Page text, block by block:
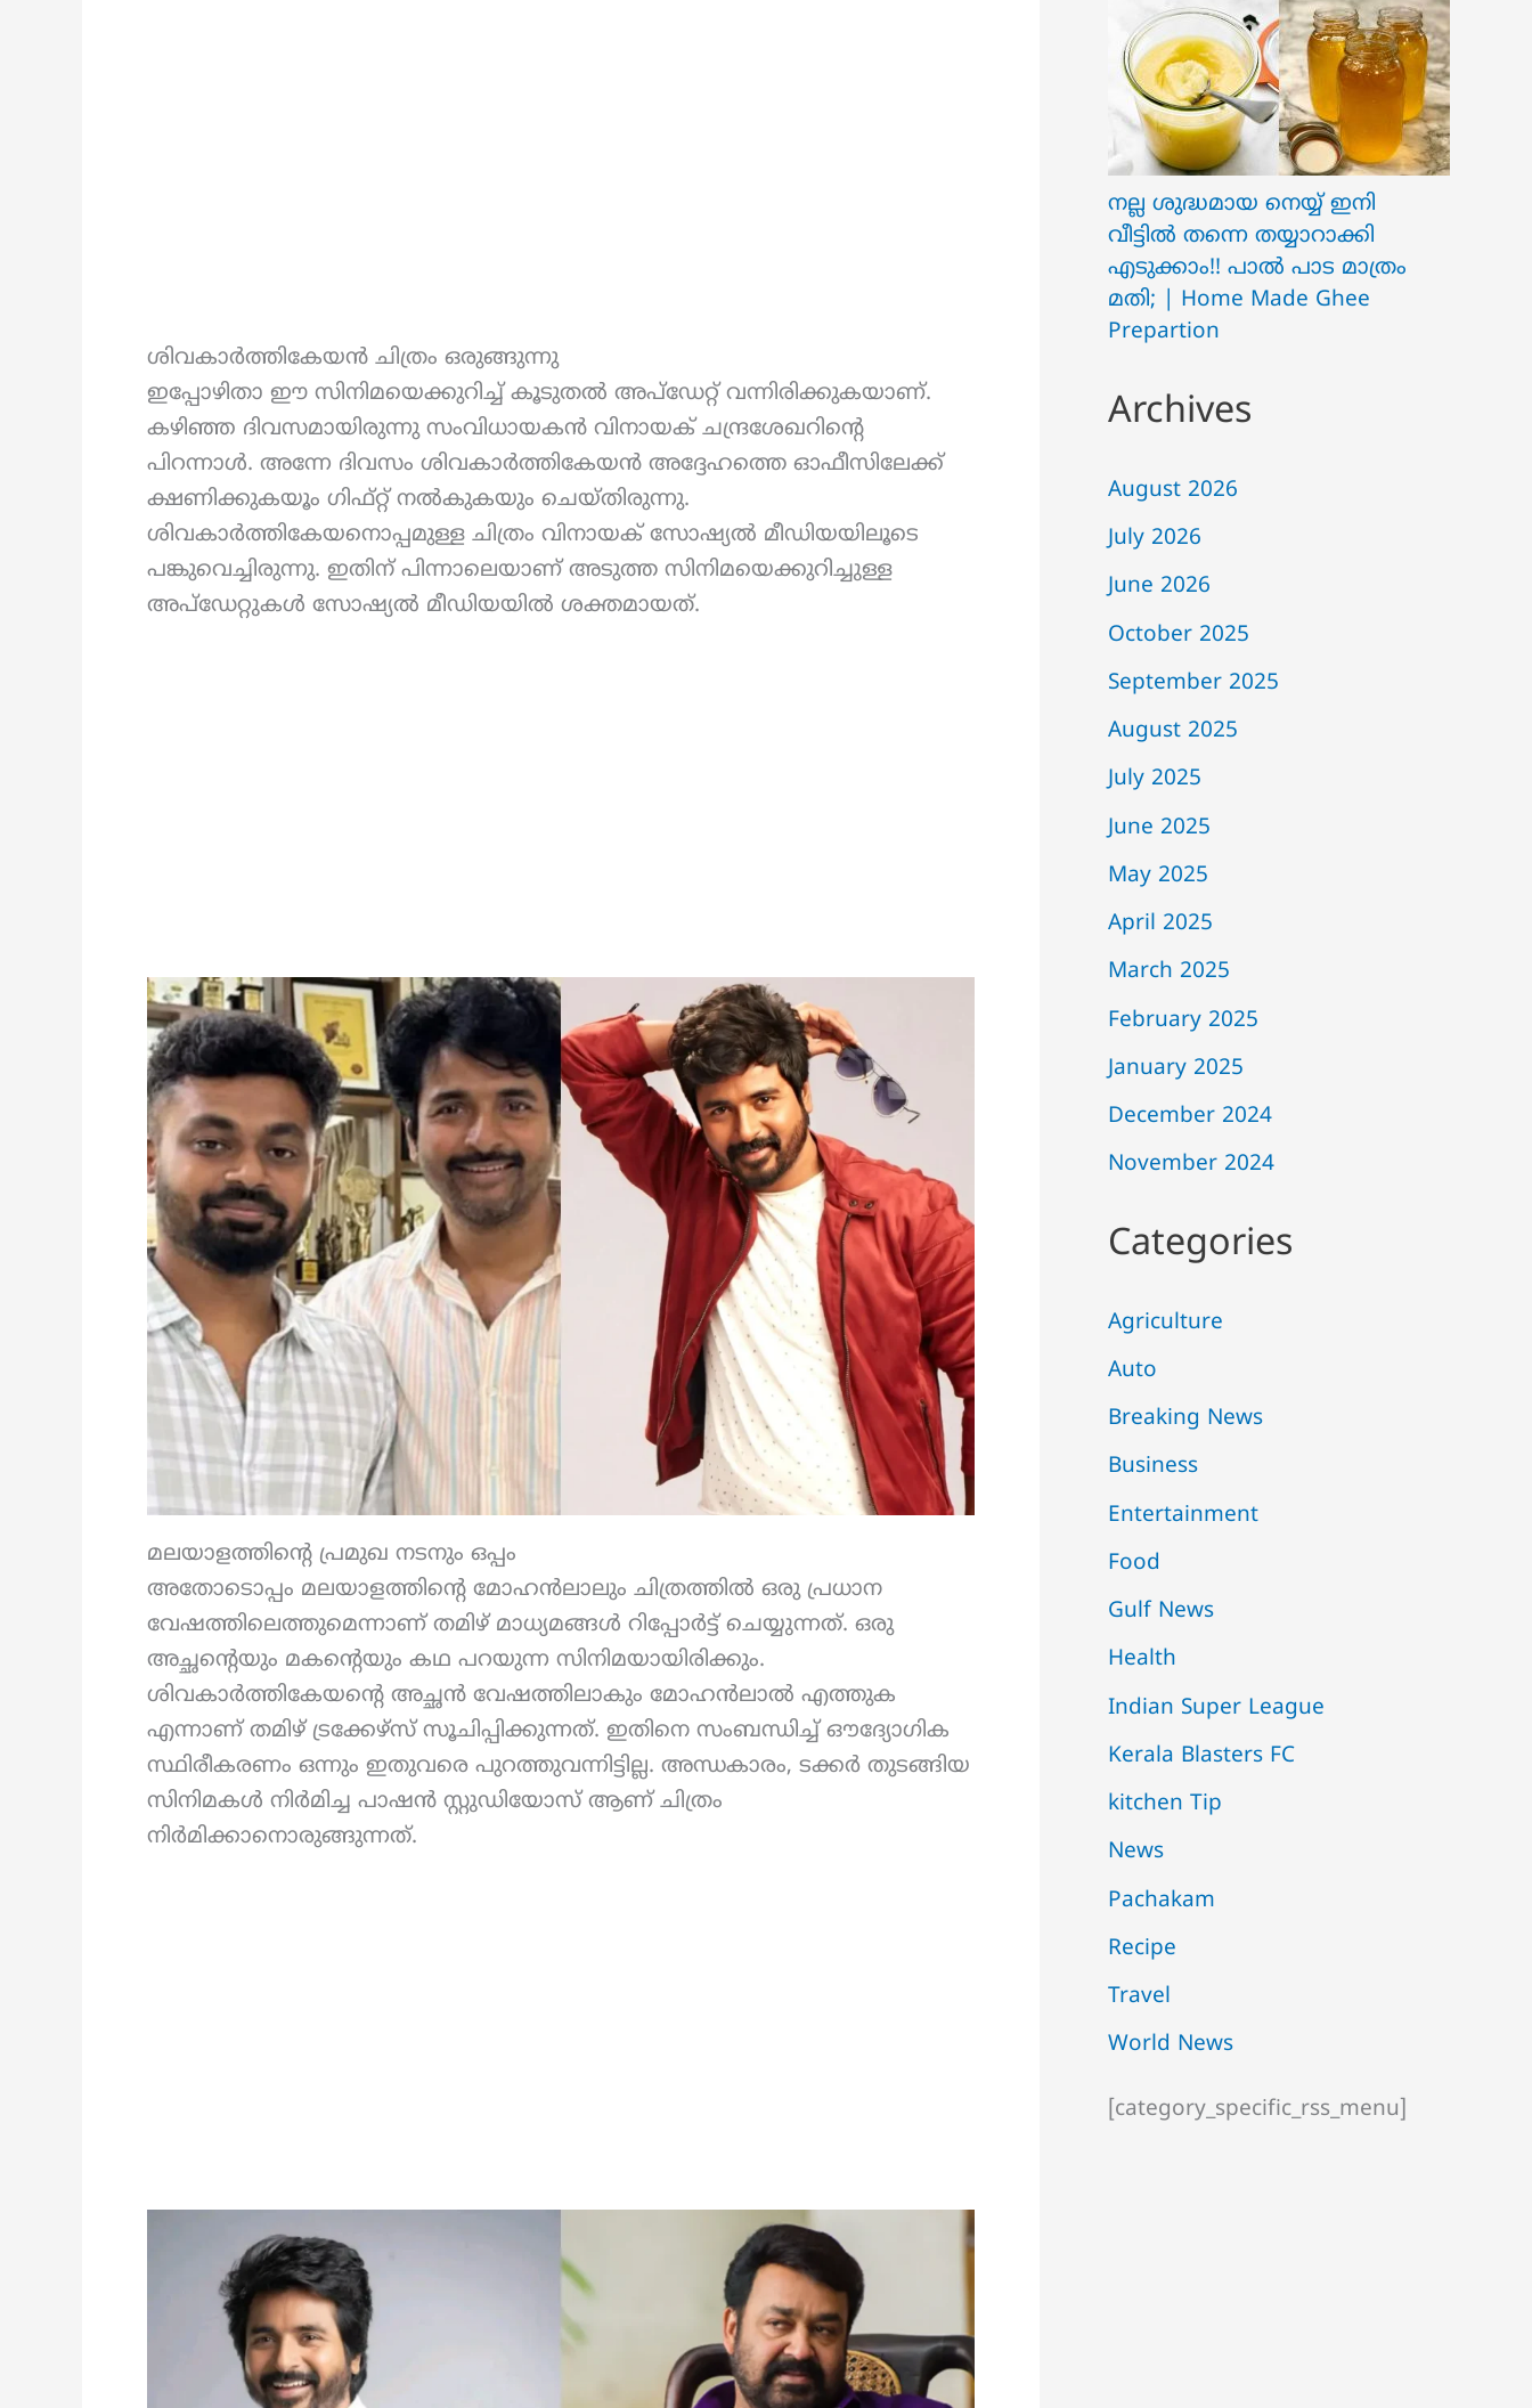
ശിവകാർത്തികേയൻ ചിത്രം ഒരുങ്ങുന്നു
ഇപ്പോഴിതാ ഈ സിനിമയെക്കുറിച്ച് കൂടുതൽ അപ്ഡേറ്റ് വന്നിരിക്കുകയാണ്.
കഴിഞ്ഞ ദിവസമായിരുന്നു സംവിധായകൻ വിനായക് ചന്ദ്രശേഖറിന്റെ
പിറന്നാൾ. അന്നേ ദിവസം ശിവകാർത്തികേയൻ അദ്ദേഹത്തെ ഓഫീസിലേക്ക്
ക്ഷണിക്കുകയൂം ഗിഫ്റ്റ് നൽകുകയും ചെയ്തിരുന്നു.
ശിവകാർത്തികേയനൊപ്പമുള്ള ചിത്രം വിനായക് സോഷ്യൽ മീഡിയയിലൂടെ
പങ്കുവെച്ചിരുന്നു. ഇതിന് പിന്നാലെയാണ് അടുത്ത സിനിമയെക്കുറിച്ചുള്ള
അപ്‌ഡേറ്റുകൾ സോഷ്യൽ മീഡിയയിൽ ശക്തമായത്.
മലയാളത്തിന്റെ പ്രമുഖ നടനും ഒപ്പം
അതോടൊപ്പം മലയാളത്തിന്റെ മോഹൻലാലും ചിത്രത്തിൽ ഒരു പ്രധാന
വേഷത്തിലെത്തുമെന്നാണ് തമിഴ് മാധ്യമങ്ങൾ റിപ്പോർട്ട് ചെയ്യുന്നത്. ഒരു
അച്ഛന്റെയും മകന്റെയും കഥ പറയുന്ന സിനിമയായിരിക്കും.
ശിവകാർത്തികേയന്റെ അച്ഛൻ വേഷത്തിലാകും മോഹൻലാൽ എത്തുക
എന്നാണ് തമിഴ് ട്രക്കേഴ്സ് സൂചിപ്പിക്കുന്നത്. ഇതിനെ സംബന്ധിച്ച് ഔദ്യോഗിക
സ്ഥിരീകരണം ഒന്നും ഇതുവരെ പുറത്തുവന്നിട്ടില്ല. അന്ധകാരം, ടക്കർ തുടങ്ങിയ
സിനിമകൾ നിർമിച്ച പാഷൻ സ്റ്റുഡിയോസ് ആണ് ചിത്രം
നിർമിക്കാനൊരുങ്ങുന്നത്.
നല്ല ശുദ്ധമായ നെയ്യ് ഇനി
വീട്ടിൽ തന്നെ തയ്യാറാക്കി
എടുക്കാം!! പാൽ പാട മാത്രം
മതി; | Home Made Ghee
Prepartion
Archives
August 2026
July 2026
June 2026
October 2025
September 2025
August 2025
July 2025
June 2025
May 2025
April 2025
March 2025
February 2025
January 2025
December 2024
November 2024
Categories
Agriculture
Auto
Breaking News
Business
Entertainment
Food
Gulf News
Health
Indian Super League
Kerala Blasters FC
kitchen Tip
News
Pachakam
Recipe
Travel
World News
[category_specific_rss_menu]